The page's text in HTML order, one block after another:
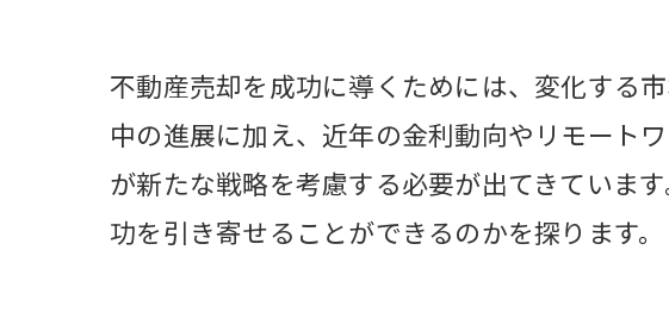
不動産売却を成功に導くためには、変化する
中の進展に加え、近年の金利動向やリモート
が新たな戦略を考慮する必要が出てきていま
功を引き寄せることができるのかを探ります。